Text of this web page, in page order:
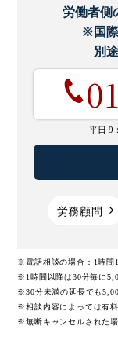
労働者側
※国
別途
平日 9
労務顧問
※電話相談の場合：1時間
※1時間以降は30分毎に
※30分未満の延長でも
※相談内容によっては有
※無断キャンセルされた